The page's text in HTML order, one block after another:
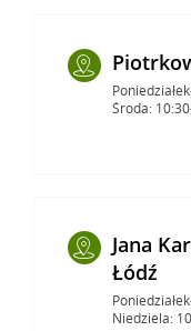
Środa:
Jana
Łódź
Niedziela: